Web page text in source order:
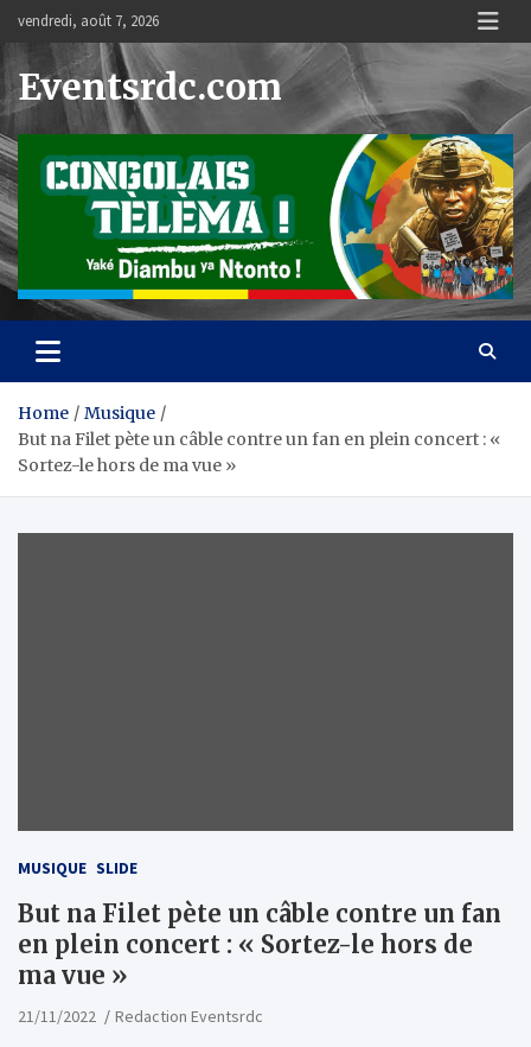
content
vendredi, août 7, 2026
Eventsrdc.com
Home
Musique
But na Filet pète un câble contre un fan en plein concert : «
Sortez-le hors de ma vue »
MUSIQUE SLIDE
But na Filet pète un câble contre un fan
en plein concert : « Sortez-le hors de
ma vue »
21/11/2022 Redaction Eventsrdc